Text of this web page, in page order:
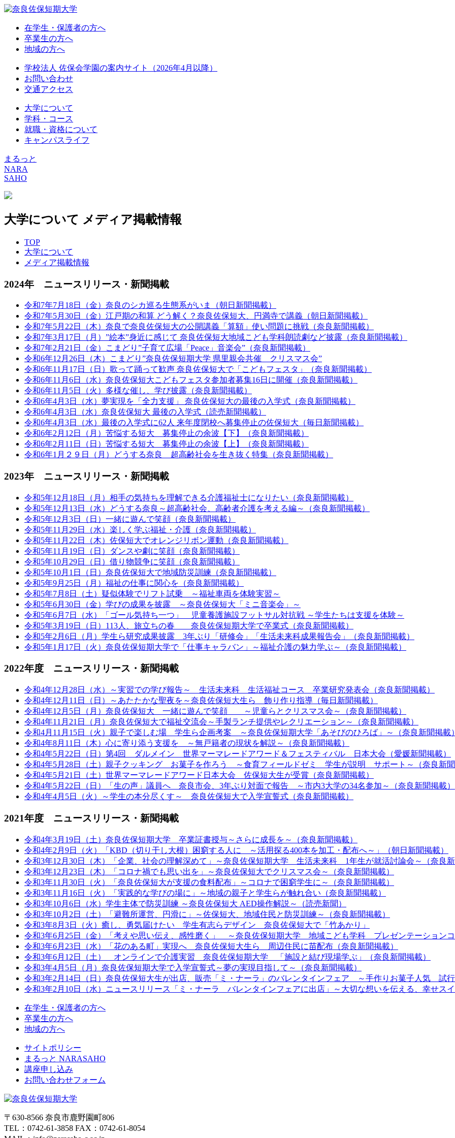
在学生・保護者の方へ
卒業生の方へ
地域の方へ
学校法人 佐保会学園の案内サイト（2026年4月以降）
お問い合わせ
交通アクセス
大学について
学科・コース
就職・資格について
キャンパスライフ
まるっと
NARA
SAHO
大学について メディア掲載情報
TOP
大学について
メディア掲載情報
2024年 ニュースリリース・新聞掲載
令和7年7月18日（金）奈良のシカ巡る生態系がいま（朝日新聞掲載）
令和7年5月30日（金）江戸期の和算 どう解く？奈良佐保短大、円満寺で講義（朝日新聞掲載）
令和7年5月22日（木）奈良で奈良佐保短大の公開講義「算額」使い問題に挑戦（奈良新聞掲載）
令和7年3月17日（月）”絵本”身近に感じて 奈良佐保短大地域こども学科朗読劇など披露（奈良新聞掲載）
令和7年2月21日（金）こまどり”子育て広場「Peace」音楽会”（奈良新聞掲載）
令和6年12月26日（木）こまどり”奈良佐保短期大学 県里親会共催 クリスマス会”
令和6年11月17日（日）歌って踊って歓声 奈良佐保短大で「こどもフェスタ」（奈良新聞掲載）
令和6年11月6日（水）奈良佐保短大こどもフェスタ参加者募集16日に開催（奈良新聞掲載）
令和6年11月5日（火）多様な催し、学び披露（奈良新聞掲載）
令和6年4月3日（水）夢実現を「全力支援」 奈良佐保短大の最後の入学式（奈良新聞掲載）
令和6年4月3日（水）奈良佐保短大 最後の入学式（読売新聞掲載）
令和6年4月3日（水）最後の入学式に62人 来年度閉校へ募集停止の佐保短大（毎日新聞掲載）
令和6年2月12日（月）苦悩する短大 募集停止の余波【下】（奈良新聞掲載）
令和6年2月11日（日）苦悩する短大 募集停止の余波【上】（奈良新聞掲載）
令和6年1月２９日（月）どうする奈良 超高齢社会を生き抜く特集（奈良新聞掲載）
2023年 ニュースリリース・新聞掲載
令和5年12月18日（月）相手の気持ちを理解できる介護福祉士になりたい（奈良新聞掲載）
令和5年12月13日（水）どうする奈良～超高齢社会、高齢者介護を考える編～（奈良新聞掲載）
令和5年12月3日（日）一緒に遊んで笑顔（奈良新聞掲載）
令和5年11月29日（水）楽しく学ぶ福祉・介護（奈良新聞掲載）
令和5年11月22日（木）佐保短大でオレンジリボン運動（奈良新聞掲載）
令和5年11月19日（日）ダンスや劇に笑顔（奈良新聞掲載）
令和5年10月29日（日）借り物競争に笑顔（奈良新聞掲載）
令和5年10月1日（日）奈良佐保短大で地域防災訓練（奈良新聞掲載）
令和5年9月25日（月）福祉の仕事に関心を（奈良新聞掲載）
令和5年7月8日（土）疑似体験でリフト試乗 ～福祉車両を体験実習～
令和5年6月30日（金）学びの成果を披露 ～奈良佐保短大「ミニ音楽会」～
令和5年6月7日（水）「ゴール気持ち一つ」 児童養護施設フットサル対抗戦 ～学生たちは支援を体験～
令和5年3月19日（日）113人、旅立ちの春 奈良佐保短期大学で卒業式（奈良新聞掲載）
令和5年2月6日（月）学生ら研究成果披露 3年ぶり「研修会」「生活未来科成果報告会」（奈良新聞掲載）
令和5年1月17日（火）奈良佐保短期大学で「仕事キャラバン」～福祉介護の魅力学ぶ～（奈良新聞掲載）
2022年度 ニュースリリース・新聞掲載
令和4年12月28日（水）～実習での学び報告～ 生活未来科 生活福祉コース 卒業研究発表会（奈良新聞掲載）
令和4年12月11日（日）～あたたかな聖夜を～奈良佐保短大生ら 飾り作り指導（毎日新聞掲載）
令和4年12月5日（月）奈良佐保短大 一緒に遊んで笑顔 ～児童らとクリスマス会～（奈良新聞掲載）
令和4年11月21日（月）奈良佐保短大で福祉交流会～手製ランチ提供やレクリエーション～（奈良新聞掲載）
令和4月11月15日（火）親子で楽しむ場 学生ら企画考案 ～奈良佐保短期大学「あそびのひろば」～（奈良新聞掲載）
令和4年8月11日（木）心に寄り添う支援を ～無戸籍者の現状を解説～（奈良新聞掲載）
令和4年5月22日（日）第4回 ダルメイン 世界マーマレードアワード＆フェスティバル 日本大会（愛媛新聞掲載）
令和4年5月28日（土）親子クッキング お菓子を作ろう ～食育フィールドゼミ 学生が説明 サポート～（奈良新聞
令和4年5月21日（土）世界マーマレードアワード日本大会 佐保短大生が受賞（奈良新聞掲載）
令和4年5月22日（日）「生の声」議員へ 奈良市会、3年ぶり対面で報告 ～市内3大学の34名参加～（奈良新聞掲載）
令和4年4月5日（火）～学生の本分尽くす～ 奈良佐保短大で入学宣誓式（奈良新聞掲載）
2021年度 ニュースリリース・新聞掲載
令和4年3月19日（土）奈良佐保短期大学 卒業証書授与～さらに成長を～（奈良新聞掲載）
令和4年2月9日（火）「KBD（切り干し大根）困窮する人に ～活用探る400本を加工・配布へ～」（朝日新聞掲載）
令和3年12月30日（木）「企業、社会の理解深めて」～奈良佐保短期大学 生活未来科 1年生が就活討論会～（奈良新
令和3年12月23日（木）「コロナ禍でも思い出を」～奈良佐保短大でクリスマス会～（奈良新聞掲載）
令和3年11月30日（火）「奈良佐保短大が支援の食料配布」～コロナで困窮学生に～（奈良新聞掲載）
令和3年11月16日（火）「実践的な学びの場に」～地域の親子と学生らが触れ合い（奈良新聞掲載）
令和3年10月6日（水）学生主体で防災訓練 ～奈良佐保短大 AED操作解説～（読売新聞）
令和3年10月2日（土）「避難所運営、円滑に」～佐保短大、地域住民と防災訓練～（奈良新聞掲載）
令和3年8月3日（火）癒し、勇気届けたい 学生有志らデザイン 奈良佐保短大で「竹あかり」
令和3年6月25日（金）「考えや思い伝え、感性磨く」 ～奈良佐保短期大学 地域こども学科 プレゼンテーションコ
令和3年6月23日（水）「花のある町」実現へ 奈良佐保短大生ら 周辺住民に苗配布（奈良新聞掲載）
令和3年6月12日（土） オンラインで介護実習 奈良佐保短期大学 「施設と結び現場学ぶ」（奈良新聞掲載）
令和3年4月5日（月）奈良佐保短期大学で入学宣誓式～夢の実現目指して～（奈良新聞掲載）
令和3年2月14日（日）奈良佐保短大生が出店、販売「ミ・ナーラ」のバレンタインフェア ～手作りお菓子人気 試行
令和3年2月10日（水）ニュースリリース「ミ・ナーラ バレンタインフェアに出店」～大切な想いを伝える、幸せス
在学生・保護者の方へ
卒業生の方へ
地域の方へ
サイトポリシー
まるっと NARASAHO
講座申し込み
お問い合わせフォーム
〒630-8566 奈良市鹿野園町806
TEL：0742-61-3858 FAX：0742-61-8054